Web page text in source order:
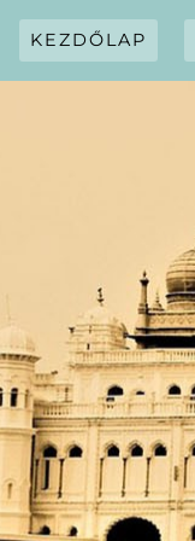
Skip
KEZDŐLAP